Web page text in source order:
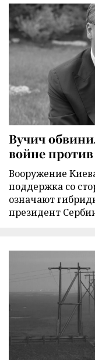
Вучич
войне
Вооружение
поддержка со
означают
президент